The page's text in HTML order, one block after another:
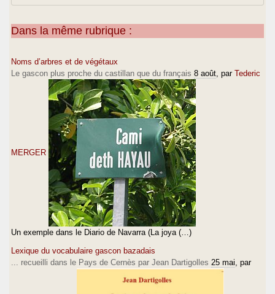
Dans la même rubrique :
Noms d’arbres et de végétaux
Le gascon plus proche du castillan que du français 8 août , par Tederic
MERGER
Un exemple dans le Diario de Navarra (La joya (…)
Lexique du vocabulaire gascon bazadais
... recueilli dans le Pays de Cernès par Jean Dartigolles 25 mai , par